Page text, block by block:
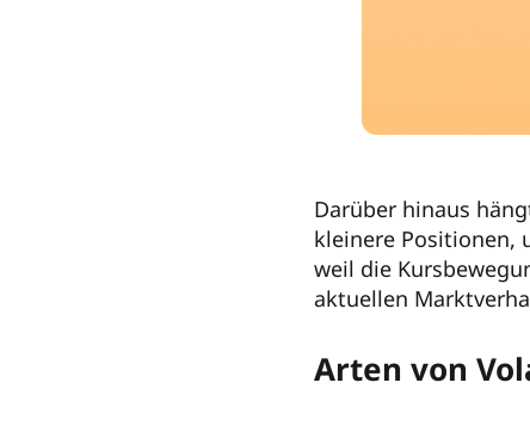
Darüber hinaus
kleinere Positionen,
weil die
aktuellen
Arten von